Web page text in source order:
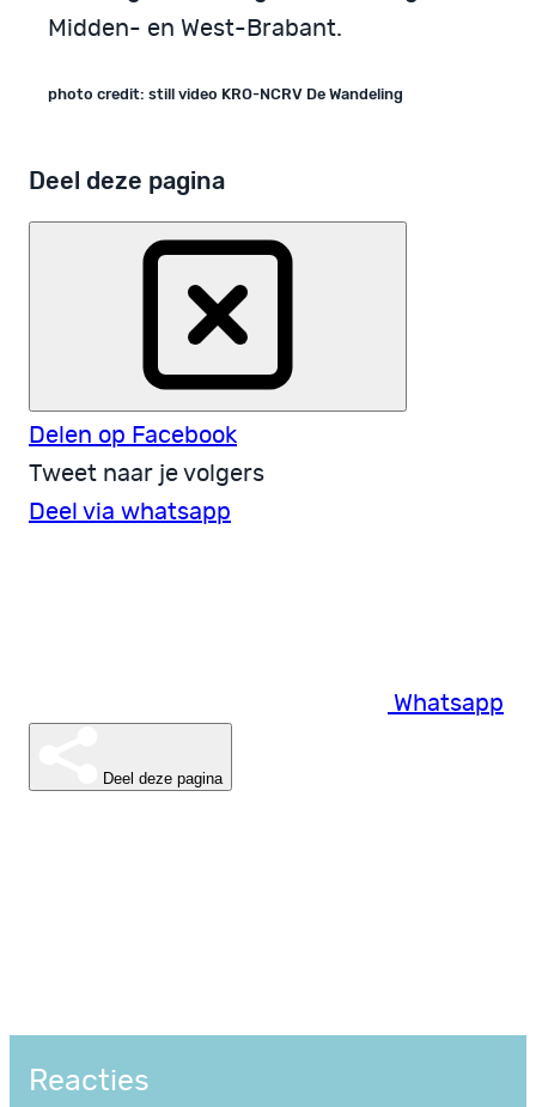
Midden- en West-Brabant.
photo credit: still video KRO-NCRV De Wandeling
Deel deze pagina
Delen op Facebook
Tweet naar je volgers
Deel via whatsapp
Whatsapp
Deel deze pagina
Reacties